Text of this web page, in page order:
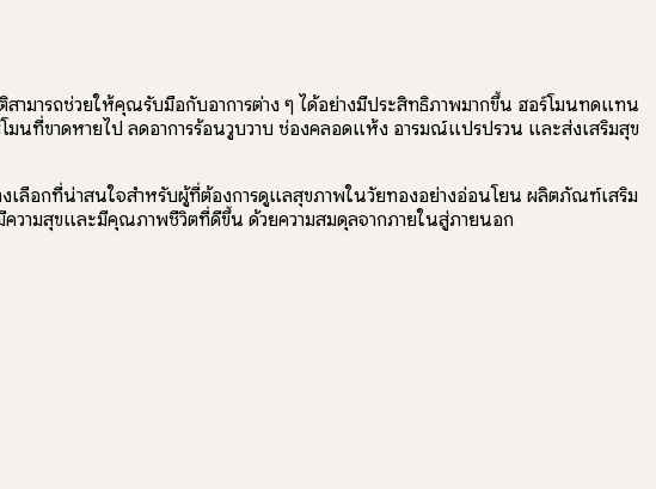
ามารถช่วยให้คุณรับมือกับอาการต่าง ๆ ได้อย่างมีประสิทธิภาพมากขึ้น ฮอร์โมนทดแทน
มนที่ขาดหายไป ลดอาการร้อนวูบวาบ ช่องคลอดแห้ง อารมณ์แปรปรวน และส่งเสริมสุข
เลือกที่น่าสนใจสำหรับผู้ที่ต้องการดูแลสุขภาพในวัยทองอย่างอ่อนโยน ผลิตภัณฑ์เสริม
ามสุขและมีคุณภาพชีวิตที่ดีขึ้น ด้วยความสมดุลจากภายในสู่ภายนอก